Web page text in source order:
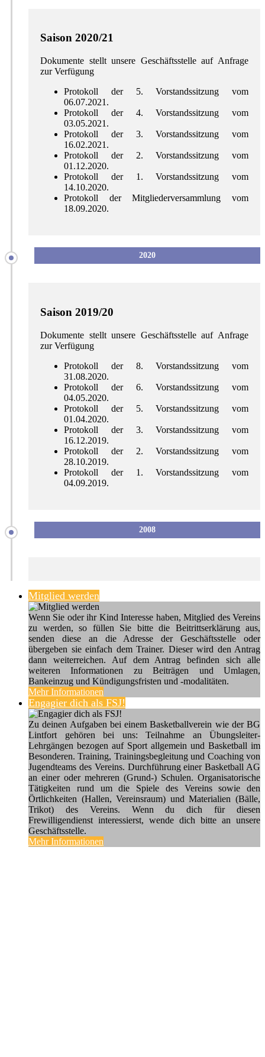
Saison 2020/21
Dokumente stellt unsere Geschäftsstelle auf Anfrage
zur Verfügung
Protokoll der 5. Vorstandssitzung vom
06.07.2021.
Protokoll der 4. Vorstandssitzung vom
03.05.2021.
Protokoll der 3. Vorstandssitzung vom
16.02.2021.
Protokoll der 2. Vorstandssitzung vom
01.12.2020.
Protokoll der 1. Vorstandssitzung vom
14.10.2020.
Protokoll der Mitgliederversammlung vom
18.09.2020.
2020
Saison 2019/20
Dokumente stellt unsere Geschäftsstelle auf Anfrage
zur Verfügung
Protokoll der 8. Vorstandssitzung vom
31.08.2020.
Protokoll der 6. Vorstandssitzung vom
04.05.2020.
Protokoll der 5. Vorstandssitzung vom
01.04.2020.
Protokoll der 3. Vorstandssitzung vom
16.12.2019.
Protokoll der 2. Vorstandssitzung vom
28.10.2019.
Protokoll der 1. Vorstandssitzung vom
04.09.2019.
2008
Mitglied werden
Wenn Sie oder ihr Kind Interesse haben, Mitglied des Vereins
zu werden, so füllen Sie bitte die Beitrittserklärung aus,
senden diese an die Adresse der Geschäftsstelle oder
übergeben sie einfach dem Trainer. Dieser wird den Antrag
dann weiterreichen. Auf dem Antrag befinden sich alle
weiteren Informationen zu Beiträgen und Umlagen,
Bankeinzug und Kündigungsfristen und -modalitäten.
Mehr Informationen
Engagier dich als FSJ!
Zu deinen Aufgaben bei einem Basketballverein wie der BG
Lintfort gehören bei uns: Teilnahme an Übungsleiter-
Lehrgängen bezogen auf Sport allgemein und Basketball im
Besonderen. Training, Trainingsbegleitung und Coaching von
Jugendteams des Vereins. Durchführung einer Basketball AG
an einer oder mehreren (Grund-) Schulen. Organisatorische
Tätigkeiten rund um die Spiele des Vereins sowie den
Örtlichkeiten (Hallen, Vereinsraum) und Materialien (Bälle,
Trikot) des Vereins. Wenn du dich für diesen
Frewilligendienst interessierst, wende dich bitte an unsere
Geschäftsstelle.
Mehr Informationen